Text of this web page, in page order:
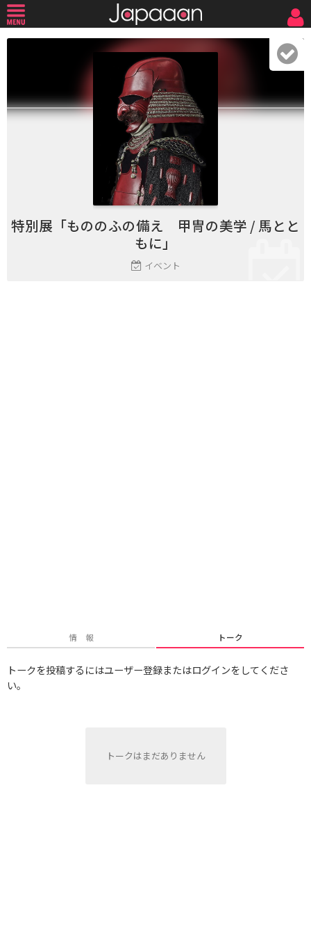
特別展「もののふの備え 甲冑の美学 / 馬とと
もに」
イベント
情 報 トーク
トークを投稿するにはユーザー登録またはログインをしてくださ
い。
トークはまだありません